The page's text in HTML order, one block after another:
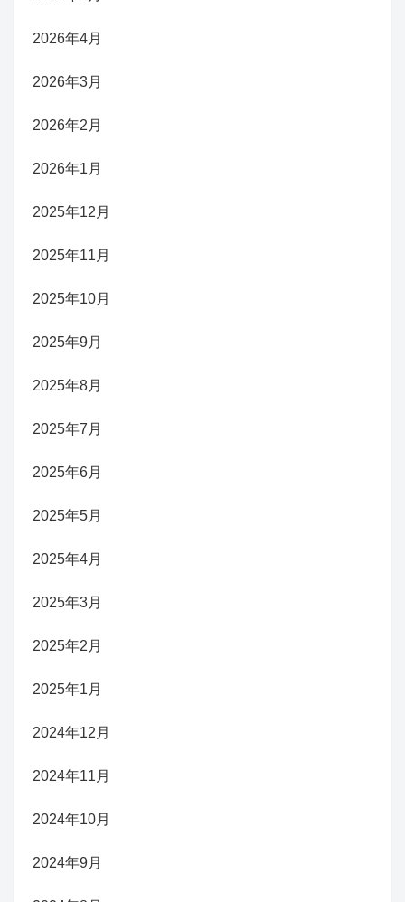
2026年4月
2026年3月
2026年2月
2026年1月
2025年12月
2025年11月
2025年10月
2025年9月
2025年8月
2025年7月
2025年6月
2025年5月
2025年4月
2025年3月
2025年2月
2025年1月
2024年12月
2024年11月
2024年10月
2024年9月